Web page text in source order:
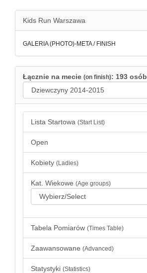
Kids Run Warszawa
GALERIA (PHOTO)-META / FINISH
Łącznie na mecie (on finish): 193 osób
Lista Startowa (Start List)
Open
Kobiety (Ladies)
Kat. Wiekowe (Age groups)
Tabela Pomiarów (Times Table)
Zaawansowane (Advanced)
Statystyki (Statistics)